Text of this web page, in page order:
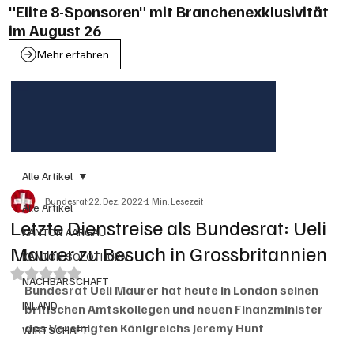
"Elite 8-Sponsoren" mit Branchenexklusivität
im August 26
Mehr erfahren
Alle Artikel
KANTON AARGAU
KANTON SOLOTHURN
NACHBARSCHAFT
INLAND
WIRTSCHAFT
Alle Artikel
Letzte Dienstreise als Bundesrat: Ueli
Maurer zu Besuch in Grossbritannien
Bundesrat22. Dez. 20221 Min. Lesezeit
Mit NaN von 5 Sternen bewertet.
Bundesrat Ueli Maurer hat heute in London seinen
britischen Amtskollegen und neuen Finanzminister
des Vereinigten Königreichs Jeremy Hunt